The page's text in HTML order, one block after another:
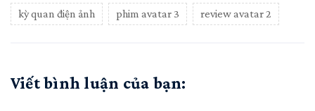
kỳ quan điện ảnh phim avatar 3 review avatar 2
Viết bình luận của bạn: